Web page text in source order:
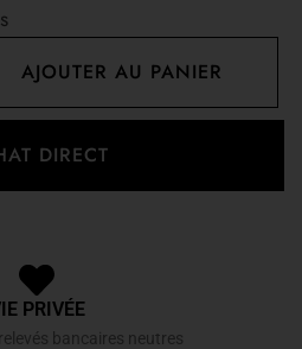
AJOUTER AU PANIER
DIRECT
PRIVÉE
bancaires neutres